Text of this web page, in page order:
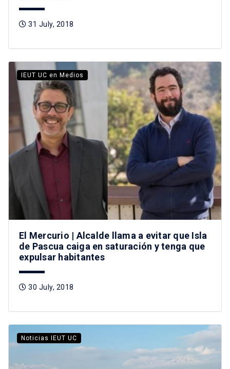
31 July, 2018
IEUT UC en Medios
El Mercurio | Alcalde llama a evitar que Isla
de Pascua caiga en saturación y tenga que
expulsar habitantes
30 July, 2018
Noticias IEUT UC